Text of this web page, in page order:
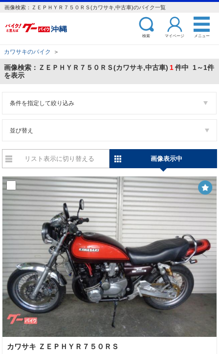
画像検索：ＺＥＰＨＹＲ７５０ＲＳ(カワサキ,中古車)のバイク一覧
検索 マイページ メニュー
カワサキのバイク ＞
画像検索：ＺＥＰＨＹＲ７５０ＲＳ(カワサキ,中古車) 1件中 1～1件
を表示
条件を指定して絞り込み
並び替え
リスト表示に切り替える 画像表示中
カワサキ ＺＥＰＨＹＲ７５０ＲＳ